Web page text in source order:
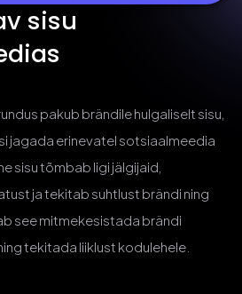
sisu
pakub brändile hulgaliselt sisu,
jagada erinevatel sotsiaalmeedia
sisu tõmbab ligi jälgijaid,
ja tekitab suhtlust brändi ning
see mitmekesistada brändi
tekitada liiklust kodulehele.